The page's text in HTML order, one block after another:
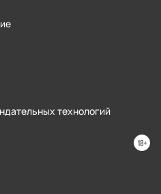
технологий